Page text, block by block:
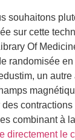
souhaitons
sur cette
Of
randomisée
un
combinant à
directement le